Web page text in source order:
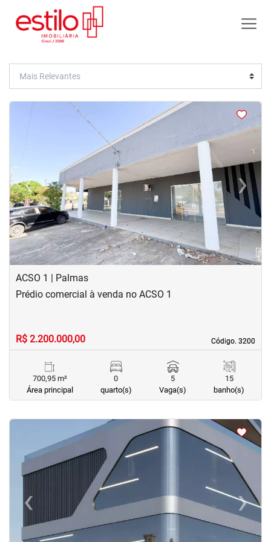
‹Previous ›Next
ACSO 1 | Palmas
Código. 3200
Código. 3200
Prédio comercial à venda no ACSO 1
R$ 2.200.000,00
700,95 m²
Área principal
0
quarto(s)
5
Vaga(s)
15
banho(s)
<
‹Previous ›Next